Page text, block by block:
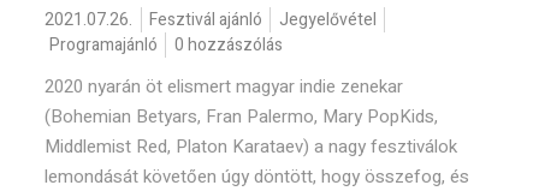
2021.07.26. Fesztivál ajánló
Jegyelővétel
Programajánló
0 hozzászólás
2020 nyarán öt elismert magyar indie zenekar
(Bohemian Betyars, Fran Palermo, Mary PopKids,
Middlemist Red, Platon Karataev) a nagy fesztiválok
lemondását követően úgy döntött, hogy összefog, és